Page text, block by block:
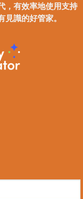
，有效率地使用支持
識的好管家。